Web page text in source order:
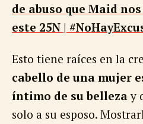
de abuso que Maid
este 25N |
Esto tiene raíces en la
cabello de una mujer
íntimo de su bellezay
solo a su esposo.